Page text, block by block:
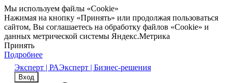
Мы используем файлы «Cookie»
Нажимая на кнопку «Принять» или продолжая пользоваться
сайтом, Вы соглашаетесь на обработку файлов «Cookie» и
данных метрической системы Яндекс.Метрика
Принять
Подробнее
Эксперт | РАЭксперт | Бизнес-решения
Вход